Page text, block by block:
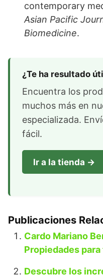
contemporary
Asian Pacific
Biomedicine.
¿Te ha resultado
Encuentra los
muchos más en
especializada.
fácil.
Ir a la tienda →
Publicaciones
Cardo Mariano
Propiedades para
Descubre los